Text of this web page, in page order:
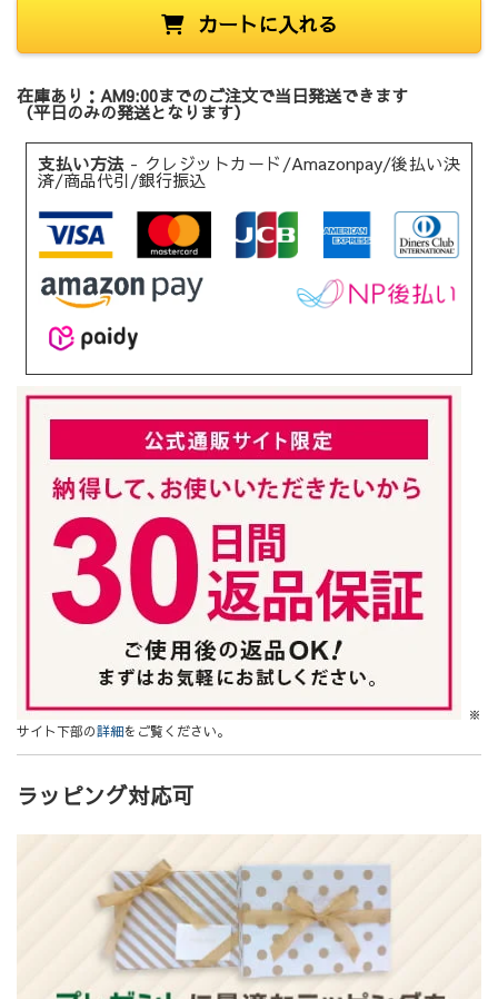
カートに入れる
在庫あり：AM9:00までのご注文で当日発送できます
（平日のみの発送となります）
支払い方法- クレジットカード/Amazonpay/後払い決
済/商品代引/銀行振込
※
サイト下部の詳細をご覧ください。
ラッピング対応可